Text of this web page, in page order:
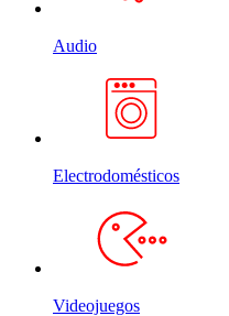
Audio
Electrodomésticos
Videojuegos